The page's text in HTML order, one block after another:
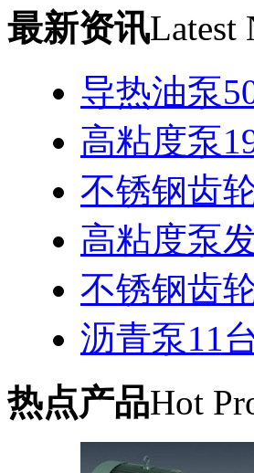
最新资讯Latest
导热油泵
高粘度泵
不锈钢齿
高粘度泵
不锈钢齿
沥青泵11
热点产品Hot